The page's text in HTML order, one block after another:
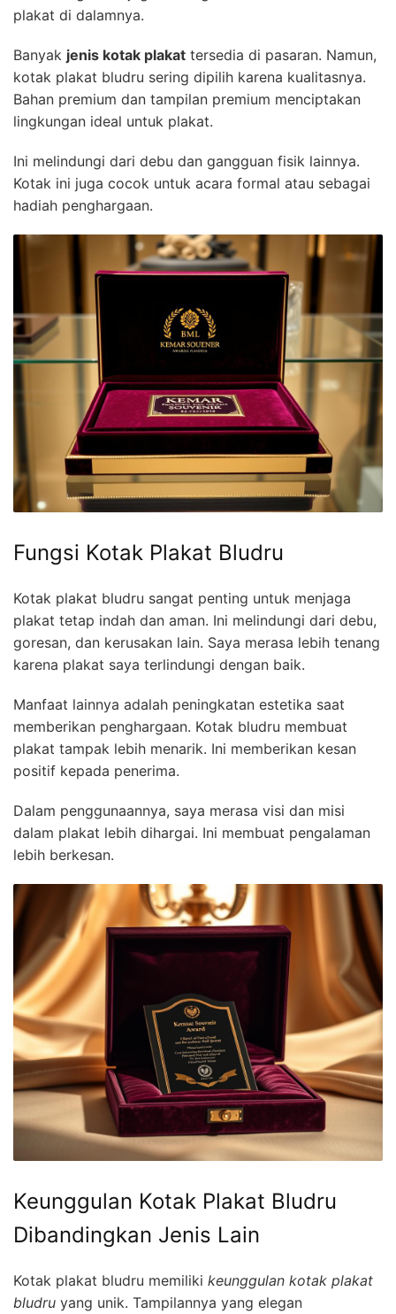
plakat di dalamnya.
Banyak jenis kotak plakat tersedia di pasaran. Namun,
kotak plakat bludru sering dipilih karena kualitasnya.
Bahan premium dan tampilan premium menciptakan
lingkungan ideal untuk plakat.
Ini melindungi dari debu dan gangguan fisik lainnya.
Kotak ini juga cocok untuk acara formal atau sebagai
hadiah penghargaan.
Fungsi Kotak Plakat Bludru
Kotak plakat bludru sangat penting untuk menjaga
plakat tetap indah dan aman. Ini melindungi dari debu,
goresan, dan kerusakan lain. Saya merasa lebih tenang
karena plakat saya terlindungi dengan baik.
Manfaat lainnya adalah peningkatan estetika saat
memberikan penghargaan. Kotak bludru membuat
plakat tampak lebih menarik. Ini memberikan kesan
positif kepada penerima.
Dalam penggunaannya, saya merasa visi dan misi
dalam plakat lebih dihargai. Ini membuat pengalaman
lebih berkesan.
Keunggulan Kotak Plakat Bludru
Dibandingkan Jenis Lain
Kotak plakat bludru memiliki keunggulan kotak plakat
bludru yang unik. Tampilannya yang elegan